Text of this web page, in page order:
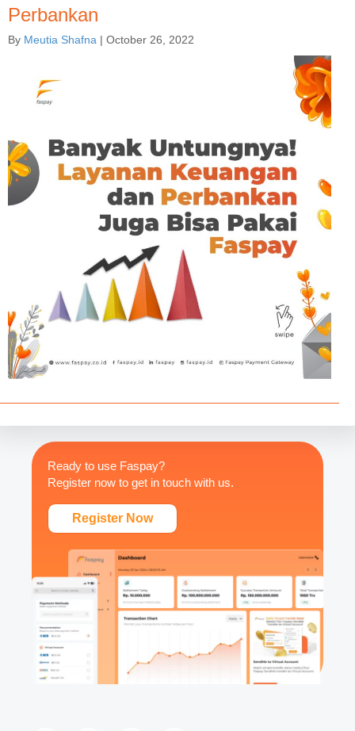
Perbankan
By Meutia Shafna | October 26, 2022
Ready to use Faspay?
Register now to get in touch with us.
Register Now